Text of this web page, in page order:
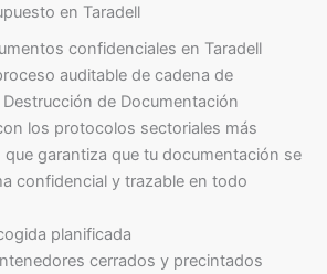
en Taradell
confidenciales en Taradell
auditable de cadena de
de Documentación
los protocolos sectoriales más
que garantiza que tu documentación se
confidencial y trazable en todo
planificada
cerrados y precintados